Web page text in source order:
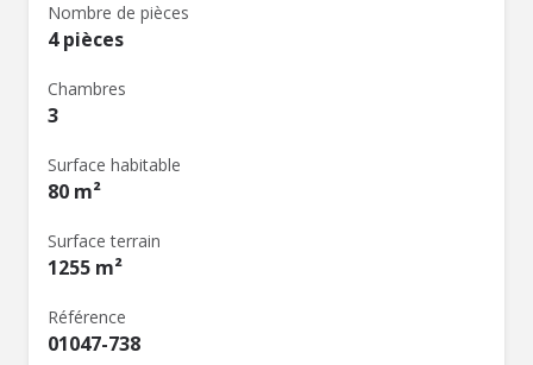
Nombre de pièces
4 pièces
Chambres
3
Surface habitable
80 m²
Surface terrain
1255 m²
Référence
01047-738